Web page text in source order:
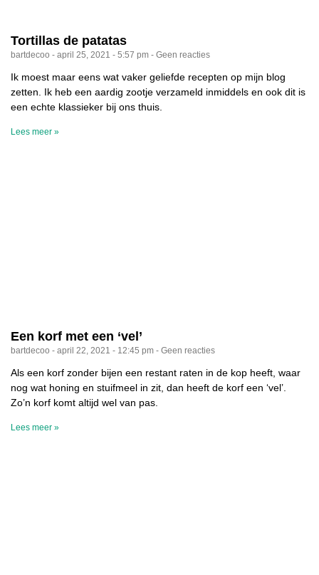
Tortillas de patatas
bartdecoo april 25, 2021 5:57 pm Geen reacties
Ik moest maar eens wat vaker geliefde recepten op mijn blog
zetten. Ik heb een aardig zootje verzameld inmiddels en ook dit is
een echte klassieker bij ons thuis.
Lees meer »
Een korf met een ‘vel’
bartdecoo april 22, 2021 12:45 pm Geen reacties
Als een korf zonder bijen een restant raten in de kop heeft, waar
nog wat honing en stuifmeel in zit, dan heeft de korf een ‘vel’.
Zo’n korf komt altijd wel van pas.
Lees meer »